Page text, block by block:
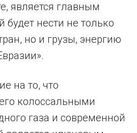
является главным
будет нести не только
но и грузы, энергию
на то, что
колоссальными
газа и современной